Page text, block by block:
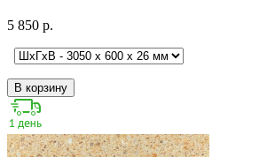
5 850 р.
В корзину